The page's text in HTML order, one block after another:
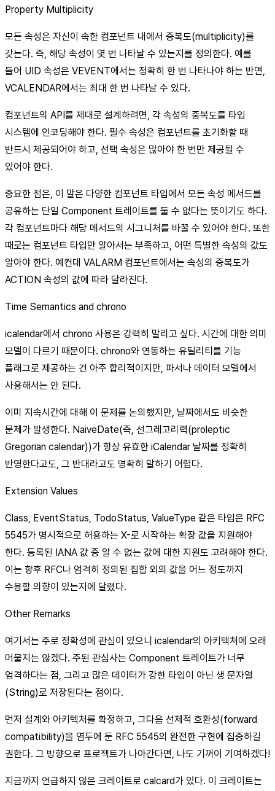
Property Multiplicity
모든 속성은 자신이 속한 컴포넌트 내에서 중복도(multiplicity)를
갖는다. 즉, 해당 속성이 몇 번 나타날 수 있는지를 정의한다. 예를
들어 UID 속성은 VEVENT에서는 정확히 한 번 나타나야 하는 반면,
VCALENDAR에서는 최대 한 번 나타날 수 있다.
컴포넌트의 API를 제대로 설계하려면, 각 속성의 중복도를 타입
시스템에 인코딩해야 한다. 필수 속성은 컴포넌트를 초기화할 때
반드시 제공되어야 하고, 선택 속성은 많아야 한 번만 제공될 수
있어야 한다.
중요한 점은, 이 말은 다양한 컴포넌트 타입에서 모든 속성 메서드를
공유하는 단일 Component 트레이트를 둘 수 없다는 뜻이기도 하다.
각 컴포넌트마다 해당 메서드의 시그니처를 바꿀 수 있어야 한다. 또한
때로는 컴포넌트 타입만 알아서는 부족하고, 어떤 특별한 속성의 값도
알아야 한다. 예컨대 VALARM 컴포넌트에서는 속성의 중복도가
ACTION 속성의 값에 따라 달라진다.
Time Semantics and chrono
icalendar에서 chrono 사용은 강력히 말리고 싶다. 시간에 대한 의미
모델이 다르기 때문이다. chrono와 연동하는 유틸리티를 기능
플래그로 제공하는 건 아주 합리적이지만, 파서나 데이터 모델에서
사용해서는 안 된다.
이미 지속시간에 대해 이 문제를 논의했지만, 날짜에서도 비슷한
문제가 발생한다. NaiveDate(즉, 선그레고리력(proleptic
Gregorian calendar))가 항상 유효한 iCalendar 날짜를 정확히
반영한다고도, 그 반대라고도 명확히 말하기 어렵다.
Extension Values
Class, EventStatus, TodoStatus, ValueType 같은 타입은 RFC
5545가 명시적으로 허용하는 X-로 시작하는 확장 값을 지원해야
한다. 등록된 IANA 값 중 알 수 없는 값에 대한 지원도 고려해야 한다.
이는 향후 RFC나 엄격히 정의된 집합 외의 값을 어느 정도까지
수용할 의향이 있는지에 달렸다.
Other Remarks
여기서는 주로 정확성에 관심이 있으니 icalendar의 아키텍처에 오래
머물지는 않겠다. 주된 관심사는 Component 트레이트가 너무
엄격하다는 점, 그리고 많은 데이터가 강한 타입이 아닌 생 문자열
(String)로 저장된다는 점이다.
먼저 설계와 아키텍처를 확정하고, 그다음 선제적 호환성(forward
compatibility)을 염두에 둔 RFC 5545의 완전한 구현에 집중하길
권한다. 그 방향으로 프로젝트가 나아간다면, 나도 기꺼이 기여하겠다!
지금까지 언급하지 않은 크레이트로 calcard가 있다. 이 크레이트는